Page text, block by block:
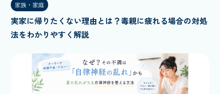
家族・家庭
実家に帰りたくない理由とは？毒親に疲れる場合の対処
法をわかりやすく解説